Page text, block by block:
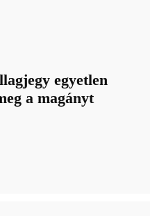
egyetlen
a magányt